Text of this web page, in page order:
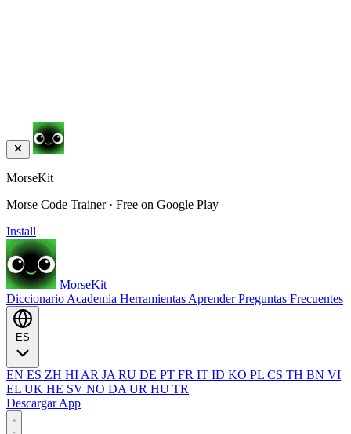
MorseKit
Morse Code Trainer · Free on Google Play
Install
MorseKit
Diccionario Academia Herramientas AprenderPreguntas Frecuentes
EN ES ZH HI AR JA RU DE PT FR IT ID KO PL CS TH BN VI
EL UK HE SV NO DA UR HU TR
Descargar App